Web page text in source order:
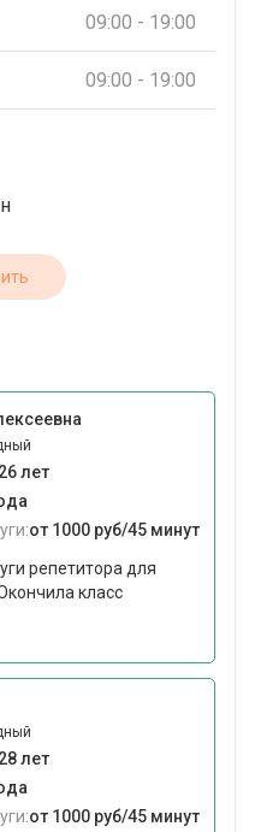
09:00 - 19:00
09:00 - 19:00
26 лет
от 1000 руб/45 минут
репетитора для
класс
28 лет
от 1000 руб/45 минут